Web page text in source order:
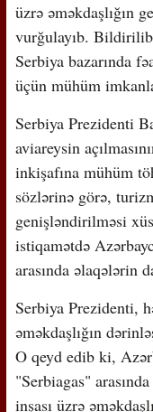
üzrə əməkdaşlığın
vurğulayıb.
Serbiya bazarında
üçün mühüm
Serbiya Prezidenti
aviareysin
inkişafına mühüm
sözlərinə görə,
genişləndirilməsi
istiqamətdə
arasında əlaqələrin
Serbiya Prezidenti,
əməkdaşlığın
O qeyd edib ki,
"Serbiagas"
inşası üzrə